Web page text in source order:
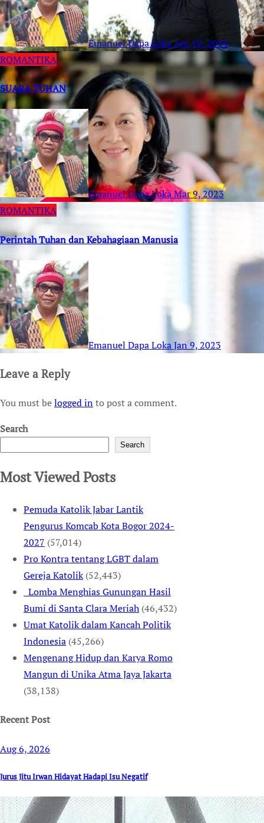
Emanuel Dapa LokaApr 19, 2024
ROMANTIKA
SUARA TUHAN
Emanuel Dapa LokaMar 9, 2023
ROMANTIKA
Perintah Tuhan dan Kebahagiaan Manusia
Emanuel Dapa LokaJan 9, 2023
Leave a Reply
You must belogged into post a comment.
Search
Search
Most Viewed Posts
Pemuda Katolik Jabar Lantik
Pengurus Komcab Kota Bogor 2024-
2027 (57,014)
Pro Kontra tentang LGBT dalam
Gereja Katolik (52,443)
Lomba Menghias Gunungan Hasil
Bumi di Santa Clara Meriah (46,432)
Umat Katolik dalam Kancah Politik
Indonesia (45,266)
Mengenang Hidup dan Karya Romo
Mangun di Unika Atma Jaya Jakarta
(38,138)
Recent Post
Aug 6, 2026
Jurus Jitu Irwan Hidayat Hadapi Isu Negatif